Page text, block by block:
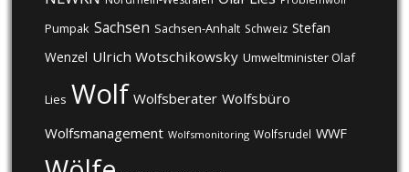
Pumpak Sachsen Sachsen-Anhalt Schweiz Stefan
Wenzel Ulrich Wotschikowsky Umweltminister Olaf
Lies Wolf Wolfsberater Wolfsbüro
Wolfsmanagement Wolfsmonitoring Wolfsrudel WWF